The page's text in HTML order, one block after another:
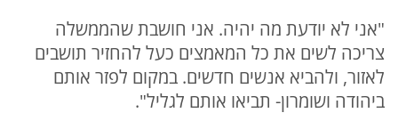
"אני לא יודעת מה יהיה. אני חושבת שהממשלה
צריכה לשים את כל המאמצים כעל להחזיר תושבים
לאזור, ולהביא אנשים חדשים. במקום לפזר אותם
ביהודה ושומרון- תביאו אותם לגליל".